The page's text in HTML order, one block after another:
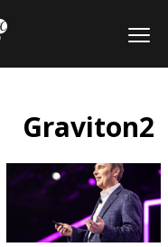
Graviton2